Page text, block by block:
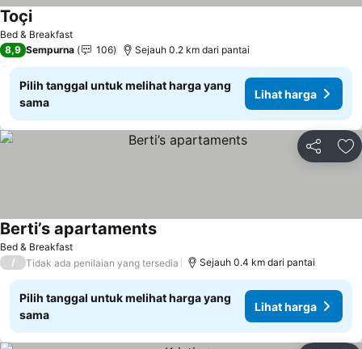
Bed & Breakfast
ToçiLihat harga
8,9 Sempurna 106 Sejauh 0.2 km dari pantai
Pilih tanggal untuk melihat harga yang
sama
Lihat harga
Bagikan
Bed & Breakfast
Berti’s apartamentsLihat harga
/ Tidak ada penilaian yang tersedia Sejauh 0.4 km dari pantai
Pilih tanggal untuk melihat harga yang
sama
Lihat harga